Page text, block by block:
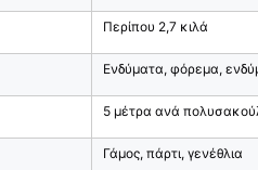
Περίπου 2,7 κιλά
Ενδύματα, φόρεμα,
5 μέτρα ανά
Γάμος, πάρτι, γενέθλια